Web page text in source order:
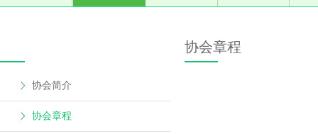
协会简介
协会章程
协会章程